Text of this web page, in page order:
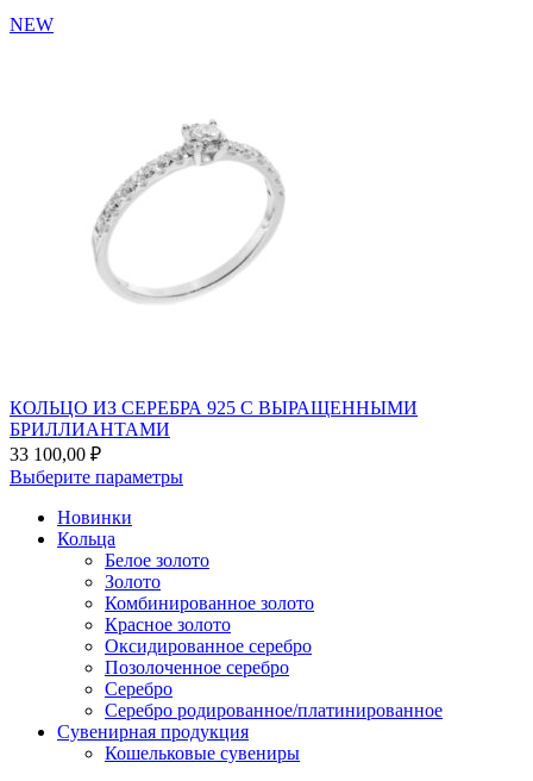
NEW
КОЛЬЦО ИЗ СЕРЕБРА 925 С ВЫРАЩЕННЫМИ
БРИЛЛИАНТАМИ
33 100,00 ₽
Выберите параметрыЭтот
вариаций.
можно
выбрать
на
странице
Новинки
Кольца
Белое золото
Золото
Комбинированное золото
Красное золото
Оксидированное серебро
Позолоченное серебро
Серебро
Серебро родированное/платинированное
Сувенирная продукция
Кошельковые сувениры